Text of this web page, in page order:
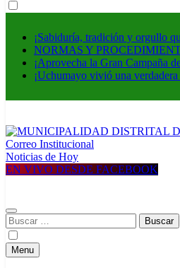
¡Sabiduría, tradición y orgullo
NORMAS Y
¡Aprovecha la Gran Campaña
¡Uchumayo vivió una
MUNICIPALIDAD DISTRITAL DE
Construyendo una nueva Historia
Correo Institucional
Noticias de Hoy
EN VIVO DESDE FACEBOOK
Buscar:
Menu